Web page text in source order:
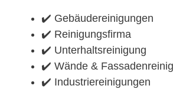
✔️ Gebäudereinigungen
✔️ Reinigungsfirma
✔️ Unterhaltsreinigung
✔️ Wände &
✔️ Industriereinigungen